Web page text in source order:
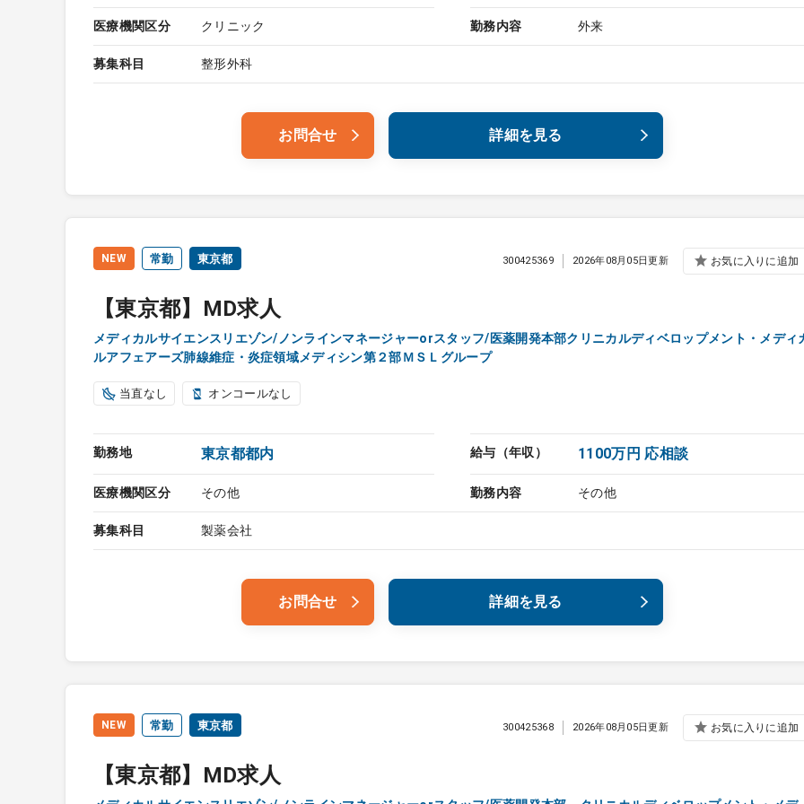
医療機関区分 クリニック 勤務内容 外来
募集科目 整形外科
お問合せ 詳細を見る
NEW 常勤 東京都
【東京都】MD求人
メディカルサイエンスリエゾン/ノンラインマネージャーorスタッフ/医薬開発本部クリニカルディベロップメント・メディ
ルアフェアーズ肺線維症・炎症領域メディシン第２部ＭＳＬグループ
300425369 2026年08月05日更新 お気に入りに追加
当直なし オンコールなし
勤務地 東京都都内 給与（年収） 1100万円 応相談
医療機関区分 その他 勤務内容 その他
募集科目 製薬会社
お問合せ 詳細を見る
NEW 常勤 東京都
【東京都】MD求人
300425368 2026年08月05日更新 お気に入りに追加